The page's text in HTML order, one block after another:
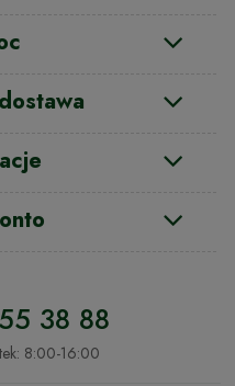
38 88
8:00-16:00